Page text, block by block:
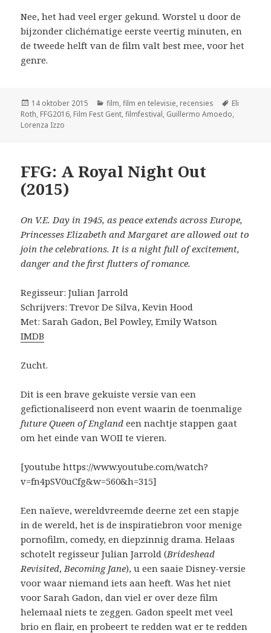
Nee, het had veel erger gekund. Worstel u door de
bijzonder clichématige eerste veertig minuten, en
de tweede helft van de film valt best mee, voor het
genre.
Geplaatst
op
14 oktober 2015 Categorieën
film,film en televisie, recensies Tags
Eli
Roth, FFG2016, Film Fest Gent,filmfestival, Guillermo Amoedo,
Lorenza Izzo
FFG: A Royal Night Out
(2015)
On V.E. Day in 1945, as peace extends across Europe,
Princesses Elizabeth and Margaret are allowed out to
join the celebrations. It is a night full of excitement,
danger and the first flutters of romance.
Regisseur: Julian Jarrold
Schrijvers: Trevor De Silva, Kevin Hood
Met: Sarah Gadon, Bel Powley, Emily Watson
IMDB
Zucht.
Dit is een brave gekuiste versie van een
gefictionaliseerd non event waarin de toenmalige
future Queen of England een nachtje stappen gaat
om het einde van WOII te vieren.
[youtube https://www.youtube.com/watch?
v=fn4pSV0uCfg&w=560&h=315]
Een naïeve, wereldvreemde deerne zet een stapje
in de wereld, het is de inspiratiebron voor menige
pornofilm, comedy, en diepzinnig drama. Helaas
schotelt regisseur Julian Jarrold (Brideshead
Revisited, Becoming Jane), u een saaie Disney-versie
voor waar niemand iets aan heeft. Was het niet
voor Sarah Gadon, dan viel er over deze film
helemaal niets te zeggen. Gadon speelt met veel
brio en flair, en probeert te redden wat er te redden